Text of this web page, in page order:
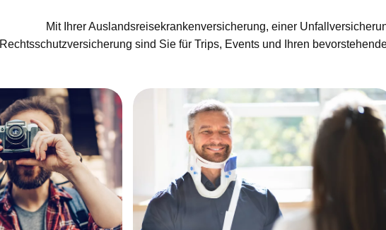
Mit Ihrer Auslandsreisekrankenversicherung, einer
Rechtsschutzversicherung sind Sie für Trips, Events und Ihren